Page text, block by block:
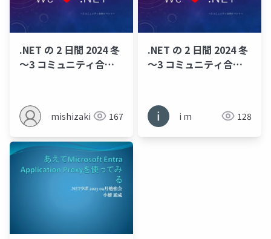
.NET の 2 日間 2024 冬
～3 コミュニティ合同
mishizaki 167
.NET の 2 日間 2024 冬
～3 コミュニティ合同
i m 128